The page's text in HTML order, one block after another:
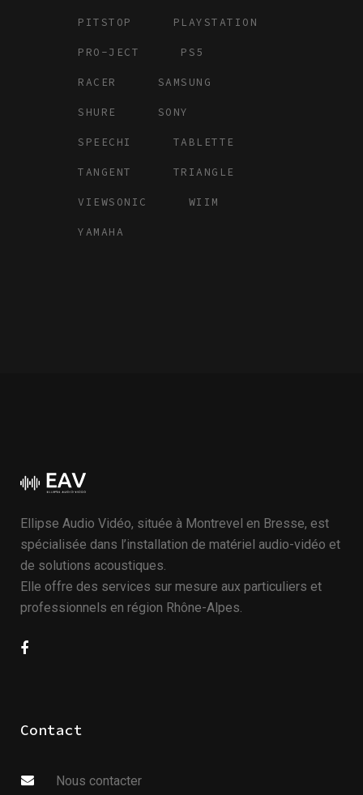
PITSTOP PLAYSTATION
PRO-JECT PS5
RACER SAMSUNG
SHURE SONY
SPEECHI TABLETTE
TANGENT TRIANGLE
VIEWSONIC WIIM
YAMAHA
Ellipse Audio Vidéo, située à Montrevel en Bresse, est
spécialisée dans l’installation de matériel audio-vidéo et
de solutions acoustiques.
Elle offre des services sur mesure aux particuliers et
professionnels en région Rhône-Alpes.
Contact
Nous contacter